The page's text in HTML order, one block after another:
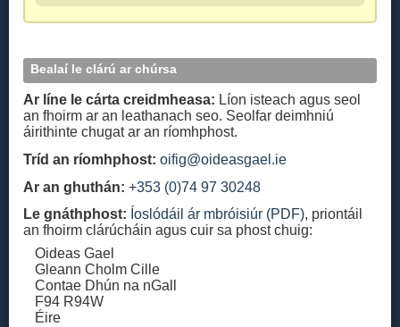
Bealaí le clárú ar chúrsa
Ar líne le cárta creidmheasa: Líon isteach agus seol
an fhoirm ar an leathanach seo. Seolfar deimhniú
áirithinte chugat ar an ríomhphost.
Tríd an ríomhphost: oifig@oideasgael.ie
Ar an ghuthán: +353 (0)74 97 30248
Le gnáthphost: Íoslódáil ár mbróisiúr (PDF), priontáil
an fhoirm clárúcháin agus cuir sa phost chuig:
Oideas Gael
Gleann Cholm Cille
Contae Dhún na nGall
F94 R94W
Éire